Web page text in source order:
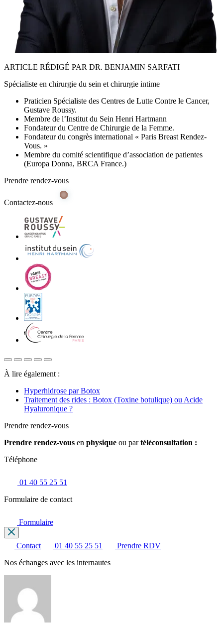
ARTICLE RÉDIGÉ PAR DR. BENJAMIN SARFATI
Spécialiste en chirurgie du sein et chirurgie intime
Praticien Spécialiste des Centres de Lutte Contre le Cancer,
Gustave Roussy.
Membre de l’Institut du Sein Henri Hartmann
Fondateur du Centre de Chirurgie de la Femme.
Fondateur du congrès international « Paris Breast Rendez-
Vous. »
Membre du comité scientifique d’association de patientes
(Europa Donna, BRCA France.)
Prendre rendez-vous
Contactez-nous
À lire également :
Hyperhidrose par Botox
Traitement des rides : Botox (Toxine botulique) ou Acide
Hyaluronique ?
Prendre rendez-vous
Prendre rendez-vous en physique ou partéléconsultation :
Téléphone
01 40 55 25 51
Formulaire de contact
Formulaire
Contact 01 40 55 25 51
Prendre RDV
Nos échanges avec les internautes